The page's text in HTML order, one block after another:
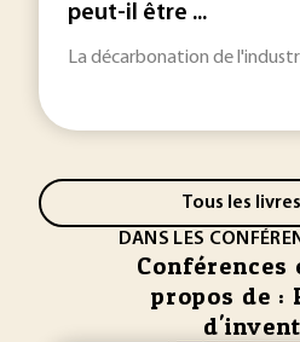
peut-il être ...
La décarbonation de
Tous les
DANS LES
Conférences
propos de :